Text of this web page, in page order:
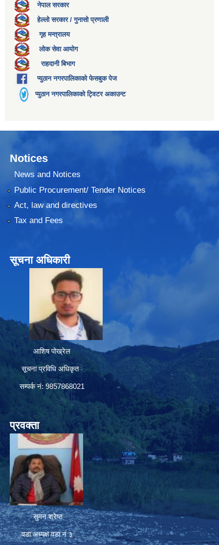
नेपाल सरकार
हेल्लो सरकार / गुनासो प्रणाली
गृह मन्त्रालय
लोक सेवा आयोग
राहदानी बिभाग
प्युठान नगरपालिकाको फेसबुक पेज
प्युठान नगरपालिकाको ट्विटर अकाउन्ट
Notices
News and Notices
Public Procurement/ Tender Notices
Act, law and directives
Tax and Fees
सूचना अधिकारी
आशिष पोख्रेल
सूचना प्रविधि अधिकृत
सम्पर्क नं: 9857868021
प्रवक्ता
सुमन श्रेष्ठ
वडा अध्यक्ष वडा नं ३